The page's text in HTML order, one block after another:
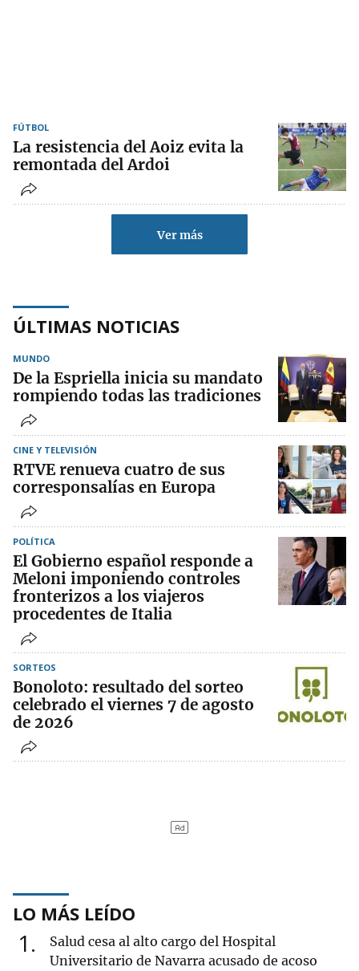
FÚTBOL
La resistencia del Aoiz evita la
remontada del Ardoi
Ver más
ÚLTIMAS NOTICIAS
MUNDO
De la Espriella inicia su mandato
rompiendo todas las tradiciones
CINE Y TELEVISIÓN
RTVE renueva cuatro de sus
corresponsalías en Europa
POLÍTICA
El Gobierno español responde a
Meloni imponiendo controles
fronterizos a los viajeros
procedentes de Italia
SORTEOS
Bonoloto: resultado del sorteo
celebrado el viernes 7 de agosto
de 2026
LO MÁS LEÍDO
1
Salud cesa al alto cargo del Hospital
Universitario de Navarra acusado de acoso